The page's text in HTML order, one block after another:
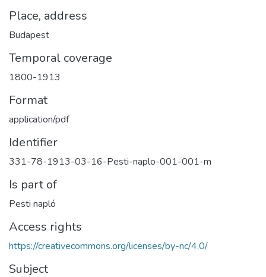
Place, address
Budapest
Temporal coverage
1800-1913
Format
application/pdf
Identifier
331-78-1913-03-16-Pesti-naplo-001-001-m
Is part of
Pesti napló
Access rights
https://creativecommons.org/licenses/by-nc/4.0/
Subject